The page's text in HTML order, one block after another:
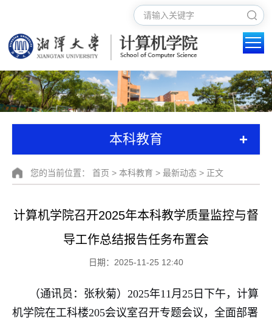
本科教育 +
您的当前位置： 首页 > 本科教育 > 最新动态 > 正文
计算机学院召开2025年本科教学质量监控与督
导工作总结报告任务布置会
日期：2025-11-25 12:40
（通讯员：张秋菊）2025年11月25日下午，计算
机学院在工科楼205会议室召开专题会议，全面部署